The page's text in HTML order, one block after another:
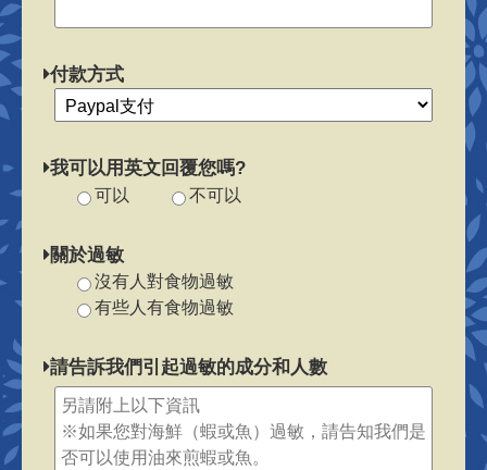
付款方式
我可以用英文回覆您嗎?
可以 不可以
關於過敏
沒有人對食物過敏
有些人有食物過敏
請告訴我們引起過敏的成分和人數